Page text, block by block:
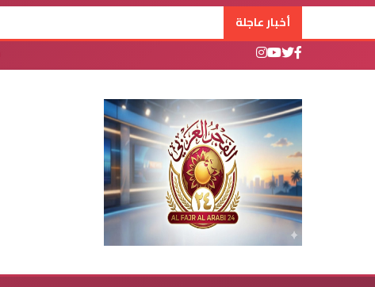
أخبار عاجلة